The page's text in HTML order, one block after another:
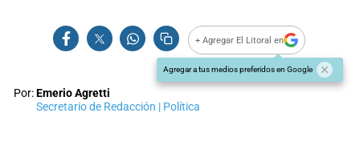
+ Agregar El Litoral en
Agregar a tus medios preferidos en Google
Por:Emerio Agretti
Secretario de Redacción | Política